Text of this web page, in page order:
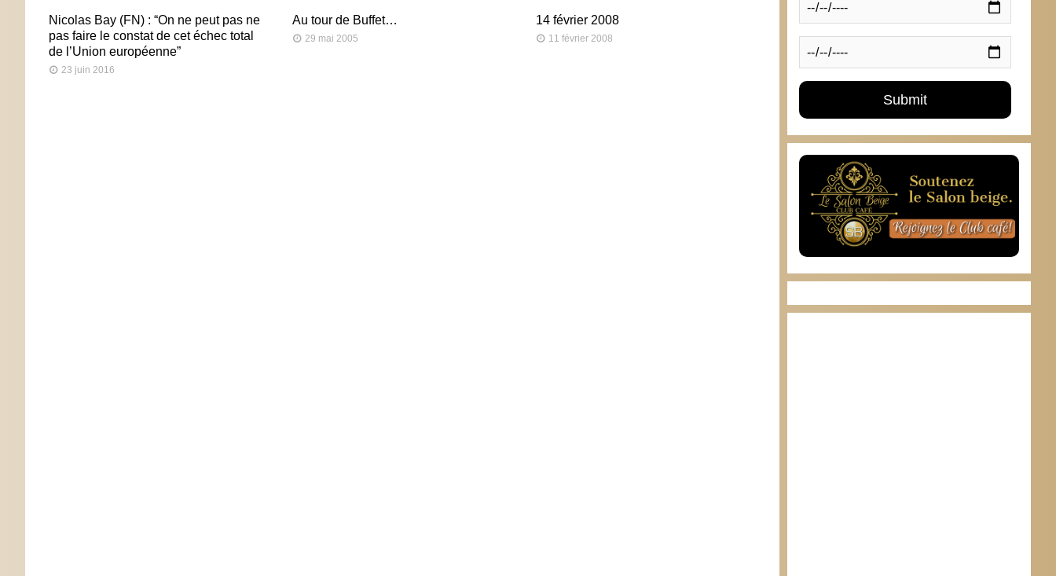
Nicolas Bay (FN) : “On ne peut pas ne
pas faire le constat de cet échec total
de l’Union européenne”
23 juin 2016
Au tour de Buffet…
29 mai 2005
14 février 2008
11 février 2008
Irlande : ce serait NON !
13 juin 2008